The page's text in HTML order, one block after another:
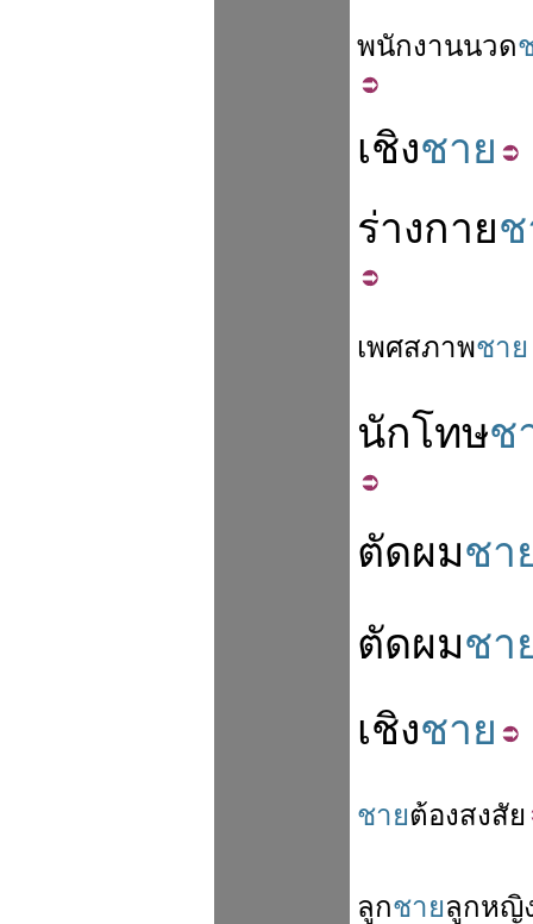
พนักงานนวด
เชิงชาย
ร่างกาย
เพศสภาพชาย
นักโทษช
ตัดผมชา
ตัดผมชา
เชิงชาย
ชายต้องสงสัย
ลูกชายลูกหญิ